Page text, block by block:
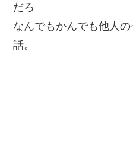
だろ
なんでもかんでも他人
話。